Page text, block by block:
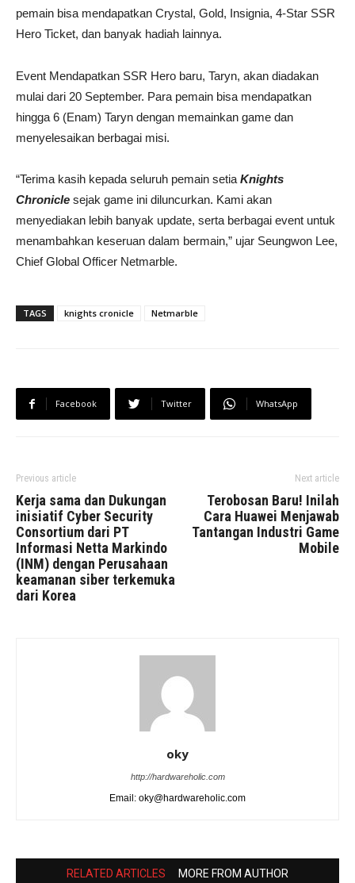
pemain bisa mendapatkan Crystal, Gold, Insignia, 4-Star SSR
Hero Ticket, dan banyak hadiah lainnya.
Event Mendapatkan SSR Hero baru, Taryn, akan diadakan
mulai dari 20 September. Para pemain bisa mendapatkan
hingga 6 (Enam) Taryn dengan memainkan game dan
menyelesaikan berbagai misi.
“Terima kasih kepada seluruh pemain setia Knights
Chronicle sejak game ini diluncurkan. Kami akan
menyediakan lebih banyak update, serta berbagai event untuk
menambahkan keseruan dalam bermain,” ujar Seungwon Lee,
Chief Global Officer Netmarble.
TAGS knights cronicle Netmarble
Facebook Twitter WhatsApp
Previous article
Kerja sama dan Dukungan
inisiatif Cyber Security
Consortium dari PT
Informasi Netta Markindo
(INM) dengan Perusahaan
keamanan siber terkemuka
dari Korea
Next article
Terobosan Baru! Inilah
Cara Huawei Menjawab
Tantangan Industri Game
Mobile
oky
http://hardwareholic.com
Email: oky@hardwareholic.com
RELATED ARTICLES MORE FROM AUTHOR